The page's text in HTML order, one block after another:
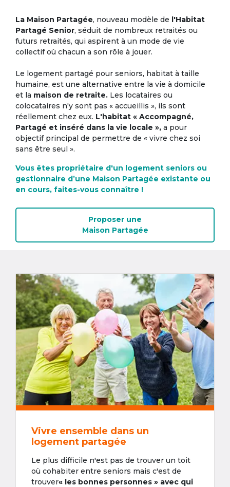
La Maison Partagée, nouveau modèle de l'Habitat
Partagé Senior, séduit de nombreux retraités ou
futurs retraités, qui aspirent à un mode de vie
collectif où chacun a son rôle à jouer.
Le logement partagé pour seniors, habitat à taille
humaine, est une alternative entre la vie à domicile
et la maison de retraite. Les locataires ou
colocataires n'y sont pas « accueillis », ils sont
réellement chez eux. L'habitat « Accompagné,
Partagé et inséré dans la vie locale », a pour
objectif principal de permettre de « vivre chez soi
sans être seul ».
Vous êtes propriétaire d'un logement seniors ou
gestionnaire d’une Maison Partagée existante ou
en cours, faites-vous connaître !
Proposer une
Maison Partagée
Vivre ensemble dans un
logement partagée
Le plus difficile n'est pas de trouver un toit
où cohabiter entre seniors mais c'est de
trouver« les bonnes personnes » avec qui